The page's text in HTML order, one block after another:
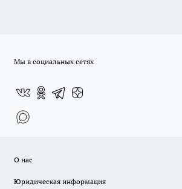
Мы в социальных сетях
О нас
Юридическая информация